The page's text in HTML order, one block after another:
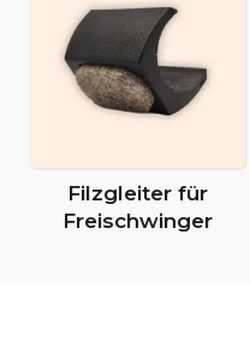
Filzgleiter für
Freischwinger